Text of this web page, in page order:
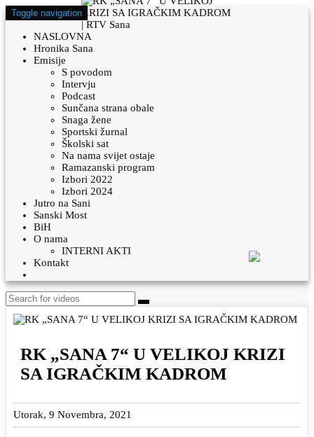
Toggle navigation
NASLOVNA
Hronika Sana
Emisije
S povodom
Intervju
Podcast
Sunčana strana obale
Snaga žene
Sportski žurnal
Školski sat
Na nama svijet ostaje
Ramazanski program
Izbori 2022
Izbori 2024
Jutro na Sani
Sanski Most
BiH
O nama
INTERNI AKTI
Kontakt
RK „SANA 7“ U VELIKOJ KRIZI
SA IGRAČKIM KADROM
Utorak, 9 Novembra, 2021